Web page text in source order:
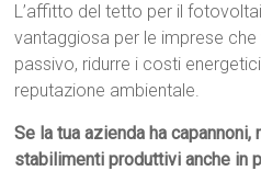
L’affitto del tetto per il
vantaggiosa per le imprese
passivo, ridurre i costi
reputazione ambientale.
Se la tua azienda ha
stabilimenti produttivi anche in